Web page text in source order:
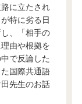
に立たされ
特に劣る日
、「相手の
由や根拠を
で反論した
国際共通語
先生のお話